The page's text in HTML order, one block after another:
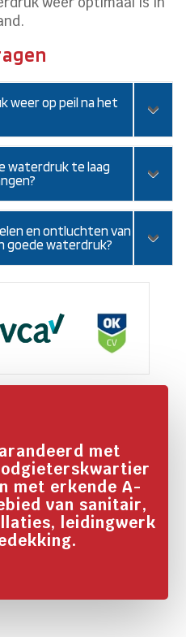
weer op peil na het
waterdruk te laag
en ontluchten van
goede waterdruk?
met
met erkende A-
van sanitair,
leidingwerk